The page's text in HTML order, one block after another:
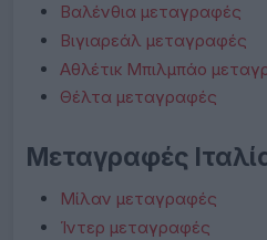
Βαλένθια μεταγραφές
Βιγιαρεάλ μεταγραφές
Αθλέτικ Μπιλμπάο
Θέλτα μεταγραφές
Μεταγραφές
Μίλαν μεταγραφές
Ίντερ μεταγραφές